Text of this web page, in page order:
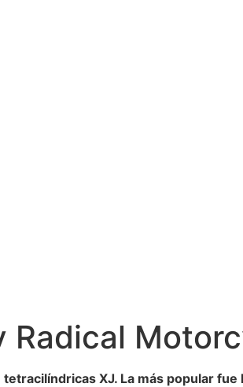
Radical
tetracilíndricas XJ. La más popular